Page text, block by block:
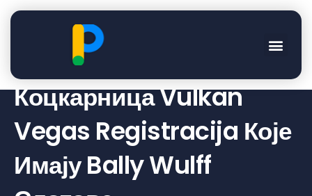
Коцкарнице Bally Wulff?
10+ Најбољих
Коцкарница Vulkan
Vegas Registracija Које
Имају Bally Wulff